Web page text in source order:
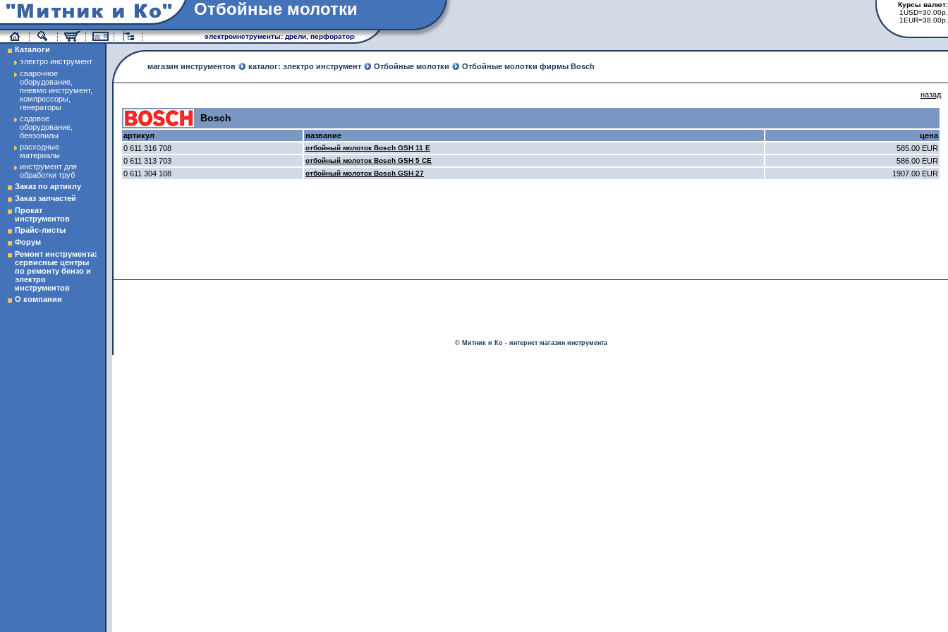
Отбойные молотки
электроинструменты: дрели, перфораторы, рубанки, лобзики, углошлифовальные машины
магазин инструменты
магазин инструментов каталог: электро инструмент Отбойные молотки Отбойные молотки фирмы Bosch
назад
Bosch
артикул название
цена
0 611 316 708
отбойный молоток Bosch GSH 11 E
585.00 EUR
0 611 313 703
отбойный молоток Bosch GSH 5 CE
586.00 EUR
0 611 304 108
отбойный молоток Bosch GSH 27 1907.00 EUR
© Митник и Ко - интернет магазин инструмента
Курсы валют:
1USD=30.00р.
1EUR=38.00р.
Каталоги
электро инструмент
сварочное
оборудование,
пневмо инструмент,
компрессоры,
генераторы
садовое
оборудование,
бензопилы
расходные
материалы
инструмент для
обработки труб
Заказ по артиклу
Заказ запчастей
Прокат
инструментов
Прайс-листы
Форум
Ремонт инструмента:
сервисные центры
по ремонту бензо и
электро
инструментов
О компании